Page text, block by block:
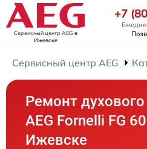
Сервисный центр AEG в
Ижевске
+7
Сервисный центр AEG
Ремонт
AEG Fornelli FG
Ижевске